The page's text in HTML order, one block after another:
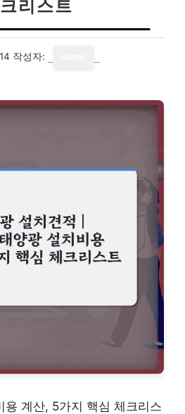
리스트
작성자:
용 계산, 5가지 핵심 체크리스